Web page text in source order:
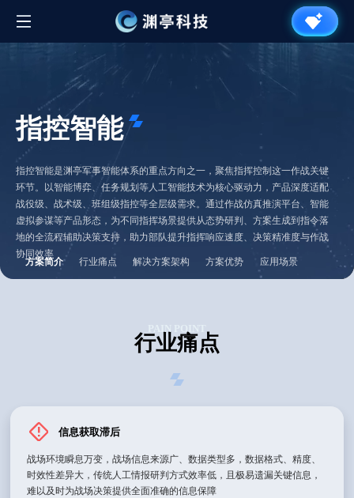
指控智能
指控智能是渊亭军事智能体系的重点方向之一，聚焦指挥控制这一作战关键
环节。以智能博弈、任务规划等人工智能技术为核心驱动力，产品深度适配
战役级、战术级、班组级指控等全层级需求。通过作战仿真推演平台、智能
虚拟参谋等产品形态，为不同指挥场景提供从态势研判、方案生成到指令落
地的全流程辅助决策支持，助力部队提升指挥响应速度、决策精准度与作战
协同效率
方案简介 行业痛点 解决方案架构 方案优势 应用场景
行业痛点
PAIN POINT
信息获取滞后
战场环境瞬息万变，战场信息来源广、数据类型多，数据格式、精度、
时效性差异大，传统人工情报研判方式效率低，且极易遗漏关键信息，
难以及时为战场决策提供全面准确的信息保障